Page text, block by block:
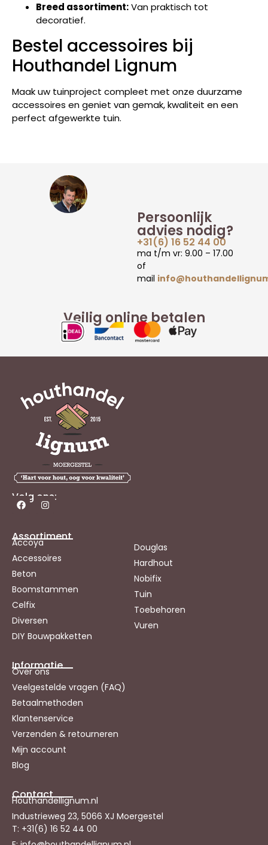
Breed assortiment:Van praktisch tot
decoratief.
Bestel accessoires bij
Houthandel Lignum
Maak uw tuinproject compleet met onze duurzame
accessoires en geniet van gemak, kwaliteit en een
perfect afgewerkte tuin.
Veilig online betalen
Persoonlijk
advies nodig?
+31(6) 16 52 44 00
ma t/m vr: 9.00 – 17.00
of
mail
Volg ons:
Assortiment
Accoya
Accessoires
Beton
Boomstammen
Celfix
Diversen
DIY Bouwpakketten
Douglas
Hardhout
Nobifix
Tuin
Toebehoren
Vuren
Informatie
Over ons
Veelgestelde vragen (FAQ)
Betaalmethoden
Klantenservice
Verzenden & retourneren
Mijn account
Blog
Contact
Houthandellignum.nl
Industrieweg 23, 5066 XJ Moergestel
T: +31(6) 16 52 44 00